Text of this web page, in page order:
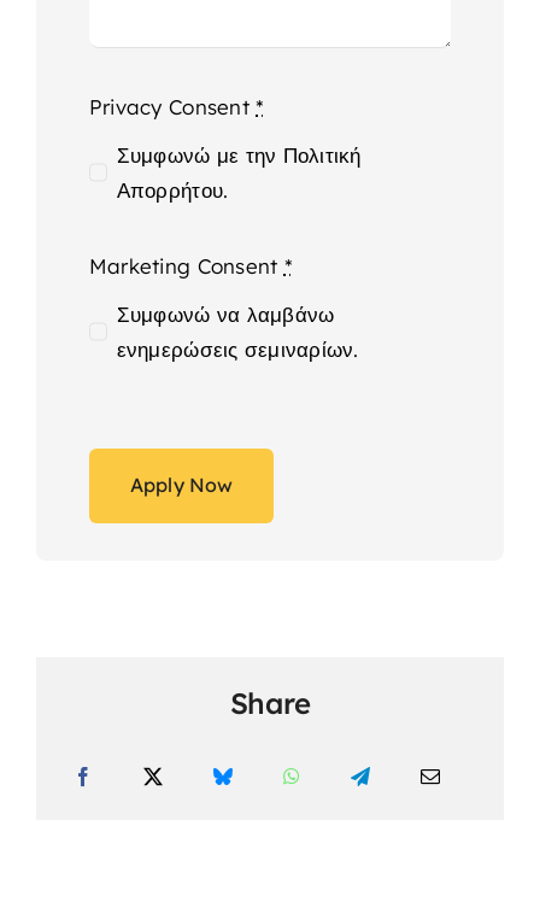
Privacy Consent*
Συμφωνώ με την Πολιτική
Απορρήτου.
Marketing Consent *
Συμφωνώ να λαμβάνω
ενημερώσεις σεμιναρίων.
Apply Now
Share